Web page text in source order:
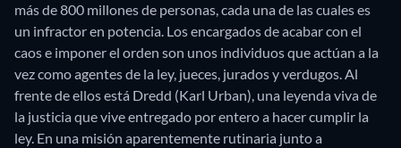
más de 800 millones de personas, cada una de las cuales es
un infractor en potencia. Los encargados de acabar con el
caos e imponer el orden son unos individuos que actúan a la
vez como agentes de la ley, jueces, jurados y verdugos. Al
frente de ellos está Dredd (Karl Urban), una leyenda viva de
la justicia que vive entregado por entero a hacer cumplir la
ley. En una misión aparentemente rutinaria junto a